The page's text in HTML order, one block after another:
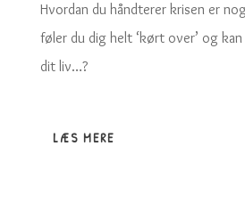
Hvordan du håndterer krisen er
føler du dig helt ‘kørt over’ og
dit liv…?
LÆS MERE